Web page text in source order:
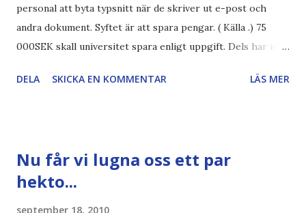
personal att byta typsnitt när de skriver ut e-post och
andra dokument. Syftet är att spara pengar. ( Källa .) 75
000SEK skall universitet spara enligt uppgift. Dels har iofs
"bläck". Dels så undrar jag om de 30% besparingar -
min bloggläsarundersökning Läs även andra bloggares
åsikter om Century Gothic , besparingar , Ecofont ,
DELA SKICKA EN KOMMENTAR LÄS MER
Nu får vi lugna oss ett par
hekto...
september 18, 2010